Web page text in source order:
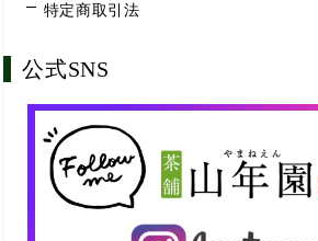
特定商取引法
公式SNS